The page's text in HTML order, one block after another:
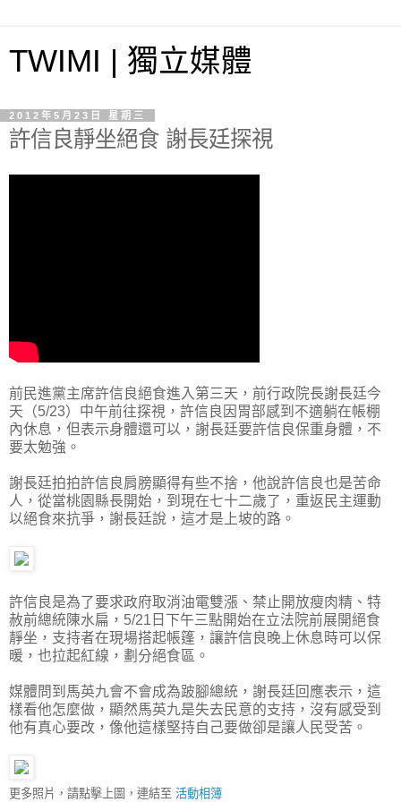
TWIMI | 獨立媒體
2012年5月23日 星期三
許信良靜坐絕食 謝長廷探視
前民進黨主席許信良絕食進入第三天，前行政院長謝長廷今
天（5/23）中午前往探視，許信良因胃部感到不適躺在帳棚
內休息，但表示身體還可以，謝長廷要許信良保重身體，不
要太勉強。
謝長廷拍拍許信良肩膀顯得有些不捨，他說許信良也是苦命
人，從當桃園縣長開始，到現在七十二歲了，重返民主運動
以絕食來抗爭，謝長廷說，這才是上坡的路。
許信良是為了要求政府取消油電雙漲、禁止開放瘦肉精、特
赦前總統陳水扁，5/21日下午三點開始在立法院前展開絕食
靜坐，支持者在現場搭起帳篷，讓許信良晚上休息時可以保
暖，也拉起紅線，劃分絕食區。
媒體問到馬英九會不會成為跛腳總統，謝長廷回應表示，這
樣看他怎麼做，顯然馬英九是失去民意的支持，沒有感受到
他有真心要改，像他這樣堅持自己要做卻是讓人民受苦。
更多照片，請點擊上圖，連結至 活動相簿